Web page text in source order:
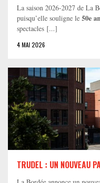
La saison 2026-2027 de La
puisqu’elle souligne le 50e
spectacles [...]
4 MAI 2026
TRUDEL : UN NOUVEAU